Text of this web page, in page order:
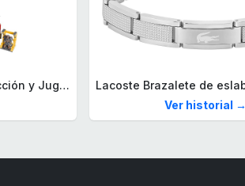
Mega Fallout Figuras de acción y Juguetes de construcción, Parada de Camiones Red Rocket con 824 Piezas, 2 Personajes articulados y Accesorios, para coleccionistas, HXT00
Ver historial →